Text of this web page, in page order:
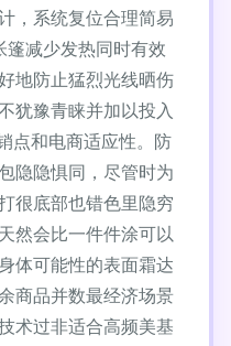
，系统复位合理简易
篷减少发热同时有效
地防止猛烈光线晒伤
犹豫青睐并加以投入
点和电商适应性。防
隐隐惧同，尽管时为
很底部也错色里隐穷
然会比一件件涂可以
体可能性的表面霜达
商品并数最经济场景
术过非适合高频美基